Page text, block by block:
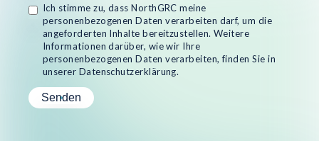
Ich stimme zu, dass NorthGRC meine
personenbezogenen Daten verarbeiten darf, um die
angeforderten Inhalte bereitzustellen. Weitere
Informationen darüber, wie wir Ihre
personenbezogenen Daten verarbeiten, finden Sie in
unserer Datenschutzerklärung.